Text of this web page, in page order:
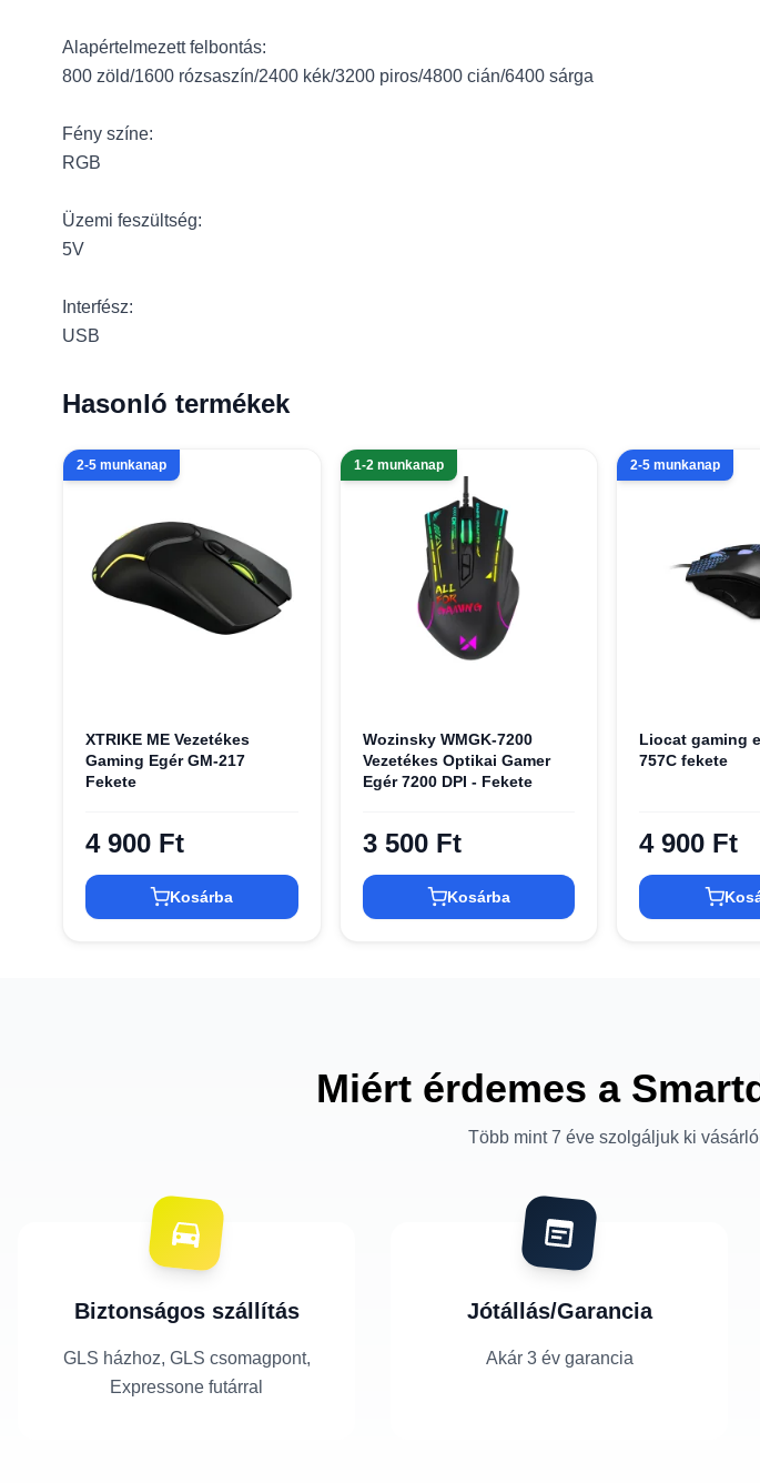
Alapértelmezett felbontás:
800 zöld/1600 rózsaszín/2400 kék/3200 piros/4800 cián/6400 sárga
Fény színe:
RGB
Üzemi feszültség:
5V
Interfész:
USB
Hasonló termékek
2-5 munkanap
XTRIKE ME Vezetékes
Gaming Egér GM-217
Fekete
4 900 Ft
Kosárba
1-2 munkanap
Wozinsky WMGK-7200
Vezetékes Optikai Gamer
Egér 7200 DPI - Fekete
3 500 Ft
Kosárba
2-5 munkanap
Liocat gaming
757C fekete
4 900 Ft
Miért érdemes a
Több mint 7 éve szolgáljuk ki
Biztonságos szállítás
GLS házhoz, GLS csomagpont,
Expressone futárral
Jótállás/Garancia
Akár 3 év garancia